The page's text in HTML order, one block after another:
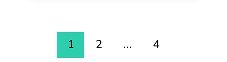
1 2 …
4